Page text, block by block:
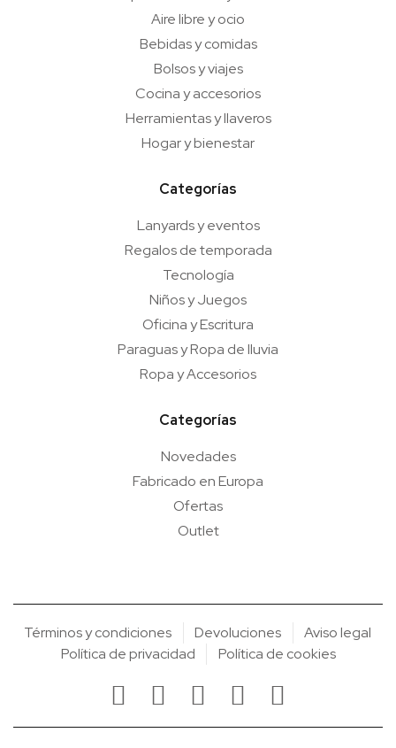
Aire libre y ocio
Bebidas y comidas
Bolsos y viajes
Cocina y accesorios
Herramientas y llaveros
Hogar y bienestar
Categorías
Lanyards y eventos
Regalos de temporada
Tecnología
Niños y Juegos
Oficina y Escritura
Paraguas y Ropa de lluvia
Ropa y Accesorios
Categorías
Novedades
Fabricado en Europa
Ofertas
Outlet
Términos y condiciones Devoluciones
Aviso legal
Política de privacidad
Política de cookies